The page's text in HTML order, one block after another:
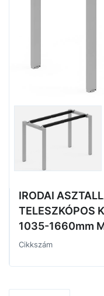
IRODAI
TELESZKÓPOS
1035-1660mm
Cikkszám